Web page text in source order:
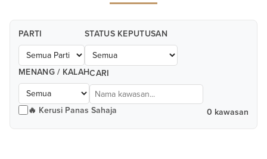
PARTI STATUS KEPUTUSAN
MENANG / KALAHCARI
🔥 Kerusi Panas Sahaja 0 kawasan